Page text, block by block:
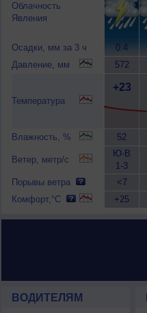
Облачность
Явления
Осадки, мм за 3 ч
Давление, мм
Температура
Влажность, %
Ветер, метр/с
Порывы ветра
Комфорт,°C
0.4
572
+23
52
Ю-В
1-3
<7
+25
ВОДИТЕЛЯМ